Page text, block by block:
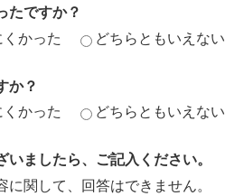
たですか？
かった どちらともいえない
か？
くかった どちらともいえない
ましたら、ご記入ください。
関して、回答はできません。